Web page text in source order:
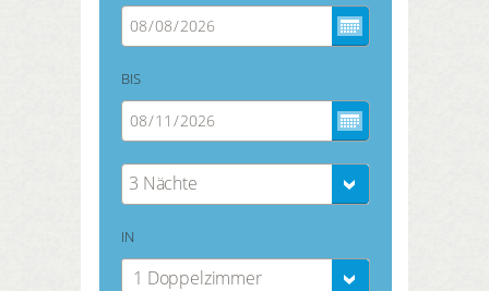
BIS
3 Nächte
IN
1 Doppelzimmer